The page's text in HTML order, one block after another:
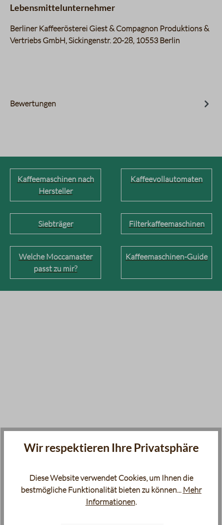
Lebensmittelunternehmer
Berliner Kaffeerösterei Giest & Compagnon Produktions &
Vertriebs GmbH, Sickingenstr. 20-28, 10553 Berlin
Bewertungen
Kaffeemaschinen nach
Hersteller
Kaffeevollautomaten
Siebträger Filterkaffeemaschinen
Welche Moccamaster
passt zu mir?
Kaffeemaschinen-Guide
Wir respektieren Ihre Privatsphäre
Diese Website verwendet Cookies, um Ihnen die
bestmögliche Funktionalität bieten zu können... Mehr
Informationen.